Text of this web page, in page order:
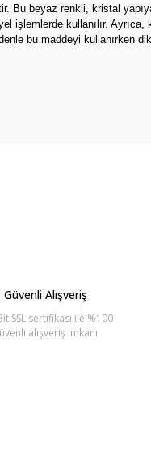
Bu beyaz renkli, kristal
işlemlerde kullanılır.
bu maddeyi kullanırken
Güvenli Alışveriş
SSL sertifikası ile %100
alışveriş imkanı